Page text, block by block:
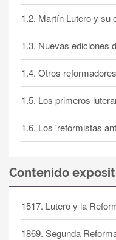
1.2. Martín Lutero y su
1.3. Nuevas ediciones
1.4. Otros
1.5. Los primeros
1.6. Los 'reformistas
Contenido
1517. Lutero y la
1869. Segunda